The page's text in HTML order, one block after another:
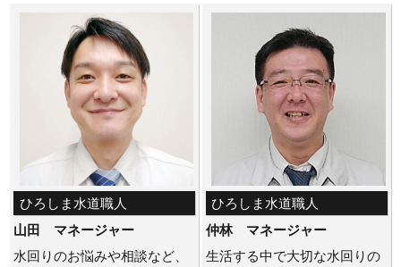
ひろしま水道職人
山田 マネージャー
水回りのお悩みや相談など、
ひろしま水道職人
仲林 マネージャー
生活する中で大切な水回りの